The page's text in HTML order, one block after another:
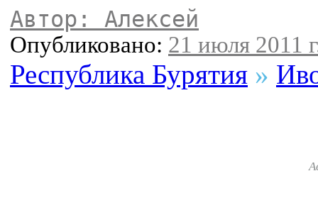
Автор: Алексей
Опубликовано: 21 июля 2011
Республика Бурятия »